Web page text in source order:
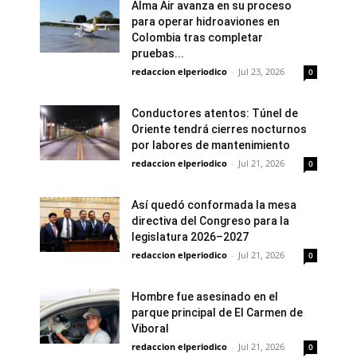
Alma Air avanza en su proceso
para operar hidroaviones en
Colombia tras completar
pruebas...
redaccion elperiodico - Jul 23, 2026 0
Conductores atentos: Túnel de
Oriente tendrá cierres nocturnos
por labores de mantenimiento
redaccion elperiodico - Jul 21, 2026 0
Así quedó conformada la mesa
directiva del Congreso para la
legislatura 2026–2027
redaccion elperiodico - Jul 21, 2026 0
Hombre fue asesinado en el
parque principal de El Carmen de
Viboral
redaccion elperiodico - Jul 21, 2026 0